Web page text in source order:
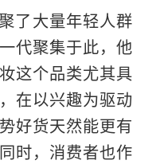
了大量年轻人群
代聚集于此，他
这个品类尤其具
，在以兴趣为驱动
好货天然能更有
时，消费者也作